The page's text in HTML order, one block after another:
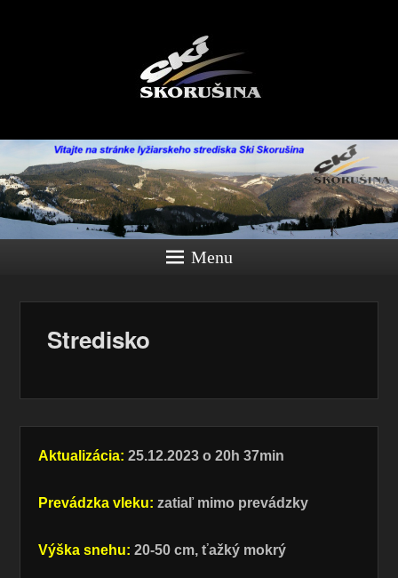
Menu
Stredisko
Aktualizácia: 25.12.2023 o 20h 37min
Prevádzka vleku: zatiaľ mimo prevádzky
Výška snehu: 20-50 cm, ťažký mokrý